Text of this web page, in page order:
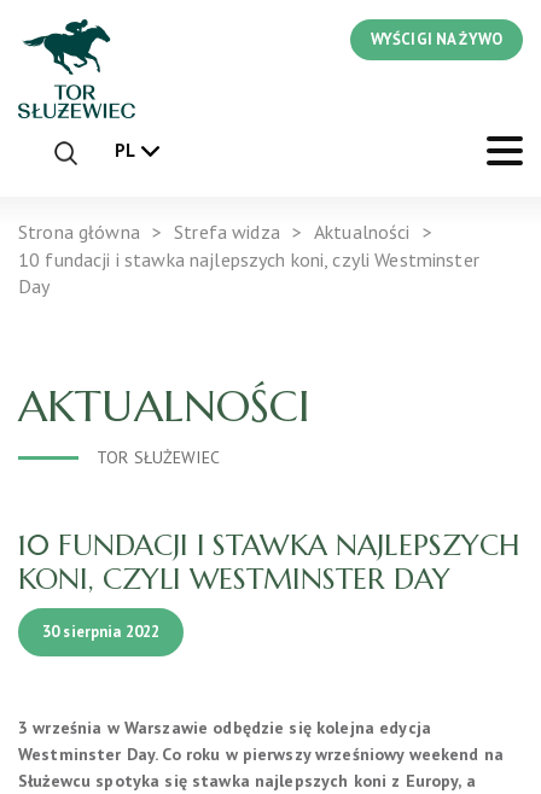
WYŚCIGI NA ŻYWO
PL
Strona główna Strefa widza
Aktualności
10 fundacji i stawka najlepszych koni, czyli Westminster
Day
AKTUALNOŚCI
TOR SŁUŻEWIEC
10 FUNDACJI I STAWKA NAJLEPSZYCH
KONI, CZYLI WESTMINSTER DAY
30 sierpnia 2022
3 września w Warszawie odbędzie się kolejna edycja
Westminster Day. Co roku w pierwszy wrześniowy weekend na
Służewcu spotyka się stawka najlepszych koni z Europy, a